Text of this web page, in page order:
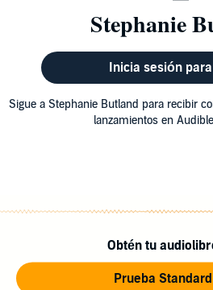
Stephanie
Inicia sesión
Sigue a Stephanie Butland para recibir
lanzamientos en
Obtén tu
Prueba